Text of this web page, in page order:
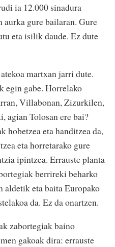
ia 12.000 sinadura
aurka gure bailaran. Gure
eta isilik daude. Ez dute
martxan jarri dute.
egin gabe. Horrelako
Villabonan, Zizurkilen,
agian Tolosan ere bai?
hobetzea eta handitzea da,
eta horretarako gure
ipintzea. Errauste planta
berrireki beharko
aldetik eta baita Europako
da. Ez da onartzen.
zabortegiak baino
gakoak dira: errauste